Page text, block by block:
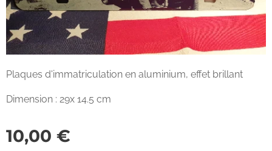
Plaques d'immatriculation en aluminium, effet brillant
Dimension : 29x 14.5 cm
10,00 €